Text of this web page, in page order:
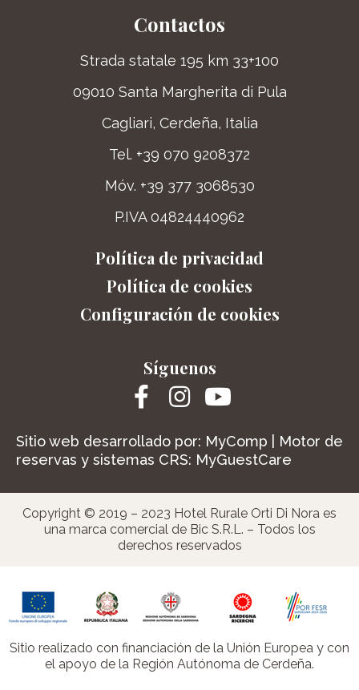
Contactos
Strada statale 195 km 33+100
09010 Santa Margherita di Pula
Cagliari, Cerdeña, Italia
Tel. +39 070 9208372
Móv. +39 377 3068530
P.IVA 04824440962
Política de privacidad
Política de cookies
Configuración de cookies
Síguenos
Sitio web desarrollado por: MyComp | Motor de
reservas y sistemas CRS: MyGuestCare
Copyright © 2019 – 2023 Hotel Rurale Orti Di Nora es
una marca comercial de Bic S.R.L. – Todos los
derechos reservados
Sitio realizado con financiación de la Unión Europea y con
el apoyo de la Región Autónoma de Cerdeña.